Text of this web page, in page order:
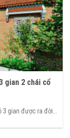
gian 2 chái cổ
3 gian được ra đời...